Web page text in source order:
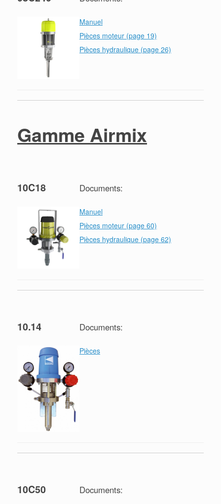
Manuel
Pièces moteur (page 19)
Pièces hydraulique (page 26)
Gamme Airmix
10C18 Documents:
Manuel
Pièces moteur (page 60)
Pièces hydraulique (page 62)
10.14 Documents:
Pièces
10C50 Documents: